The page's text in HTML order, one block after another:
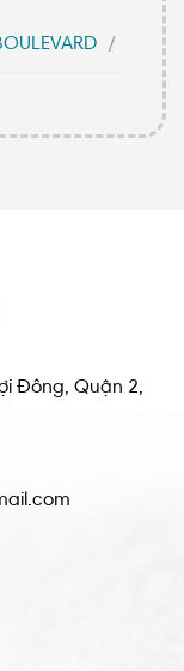
Đông, Quận 2,